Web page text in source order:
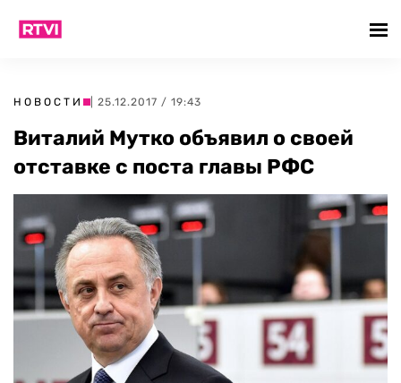
НОВОСТИ | 25.12.2017 / 19:43
Виталий Мутко объявил о своей
отставке с поста главы РФС